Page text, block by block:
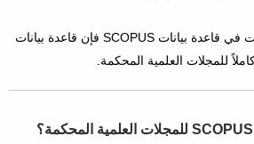
فضلاً عن تصنيف المجلات في قاعدة بيانات SCOPUS فإن قاعدة بيانات